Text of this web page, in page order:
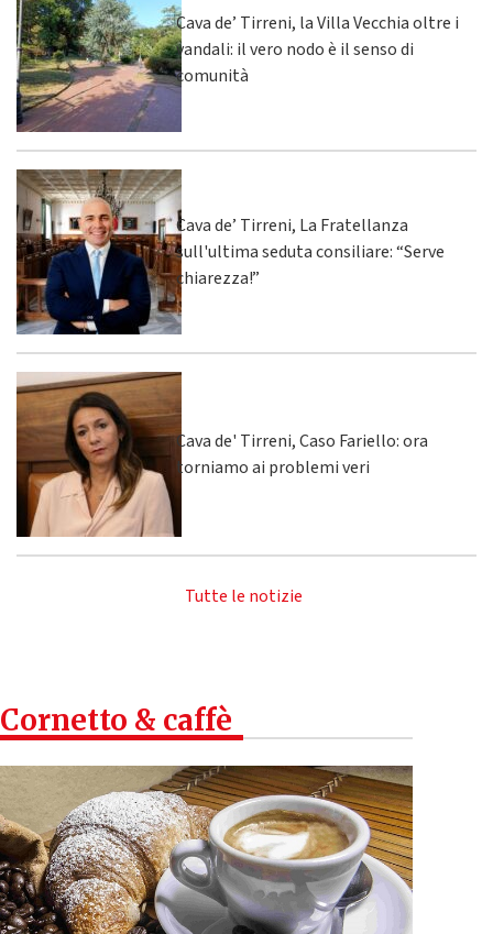
Cava de’ Tirreni, la Villa Vecchia oltre i
vandali: il vero nodo è il senso di
comunità
Cava de’ Tirreni, La Fratellanza
sull'ultima seduta consiliare: “Serve
chiarezza!”
Cava de' Tirreni, Caso Fariello: ora
torniamo ai problemi veri
Tutte le notizie
Cornetto & caffè